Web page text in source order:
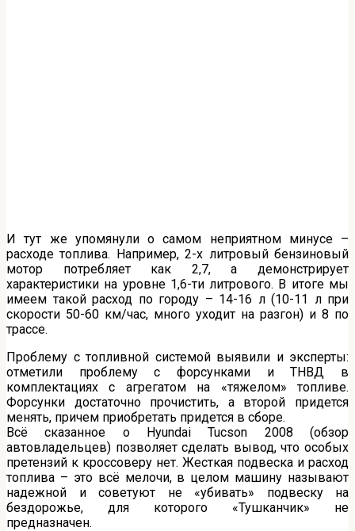
И тут же упомянули о самом неприятном минусе –
расходе топлива. Например, 2-х литровый бензиновый
мотор потребляет как 2,7, а демонстрирует
характеристики на уровне 1,6-ти литрового. В итоге мы
имеем такой расход по городу – 14-16 л (10-11 л при
скорости 50-60 км/час, много уходит на разгон) и 8 по
трассе.
Проблему с топливной системой выявили и эксперты:
отметили проблему с форсунками и ТНВД в
комплектациях с агрегатом на «тяжелом» топливе.
Форсунки достаточно прочистить, а второй придется
менять, причем приобретать придется в сборе.
Всё сказанное о Hyundai Tucson 2008 (обзор
автовладельцев) позволяет сделать вывод, что особых
претензий к кроссоверу нет. Жесткая подвеска и расход
топлива – это всё мелочи, в целом машину называют
надежной и советуют не «убивать» подвеску на
бездорожье, для которого «Тушканчик» не
предназначен.